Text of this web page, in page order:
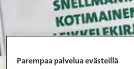
Parempaa palvelua evästeillä